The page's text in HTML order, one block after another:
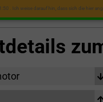
. Ich weise darauf hin, dass sich die hier